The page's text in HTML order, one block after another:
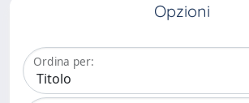
Opzioni
Ordina per: